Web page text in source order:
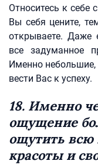
Относитесь к
Вы себя цените,
открываете. Даже
все задуманное
Именно
вести Вас к успеху.
18. Именно
ощущение
ощутить всю
красоты и